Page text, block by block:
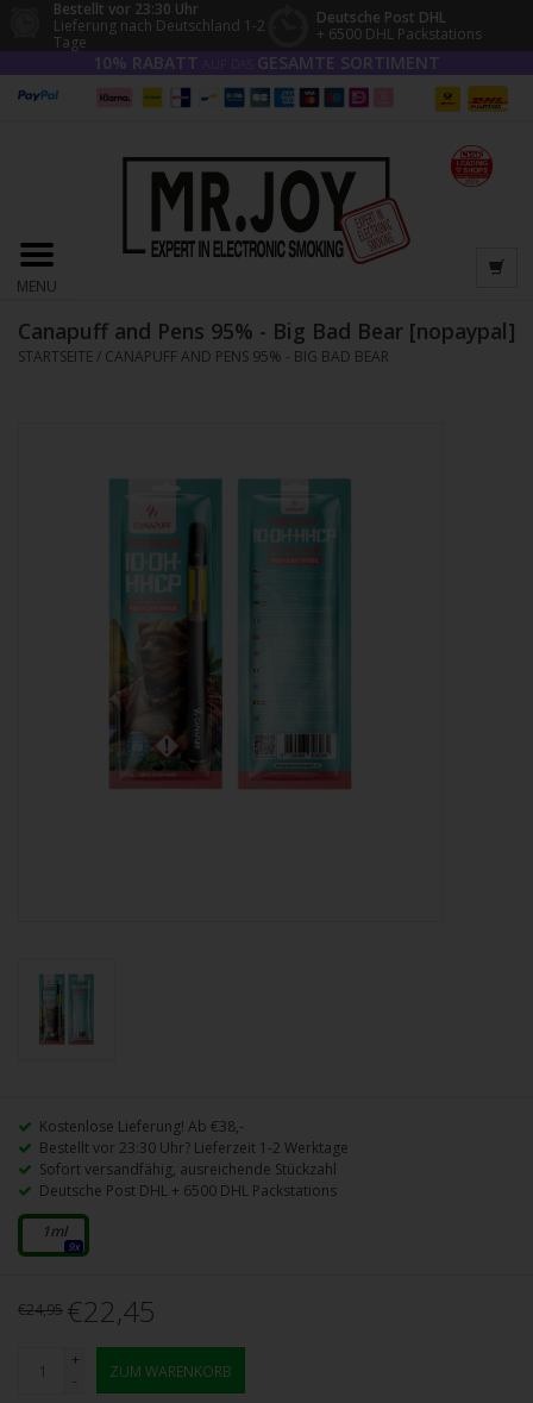
Bestellt vor 23:30 Uhr
Lieferung nach Deutschland 1-2
Tage
Deutsche Post DHL
+ 6500 DHL Packstations
10% RABATT GESAMTE SORTIMENT
MENU
Canapuff and Pens 95% - Big Bad Bear [nopaypal]
STARTSEITE / CANAPUFF AND PENS 95% - BIG BAD BEAR
Kostenlose Lieferung! Ab €38,-
Bestellt vor 23:30 Uhr? Lieferzeit 1-2 Werktage
Sofort versandfähig, ausreichende Stückzahl
Deutsche Post DHL + 6500 DHL Packstations
1ml
9x
€24,95 €22,45
+
-
ZUM WARENKORB